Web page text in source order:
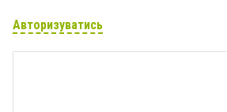
Авторизуватись